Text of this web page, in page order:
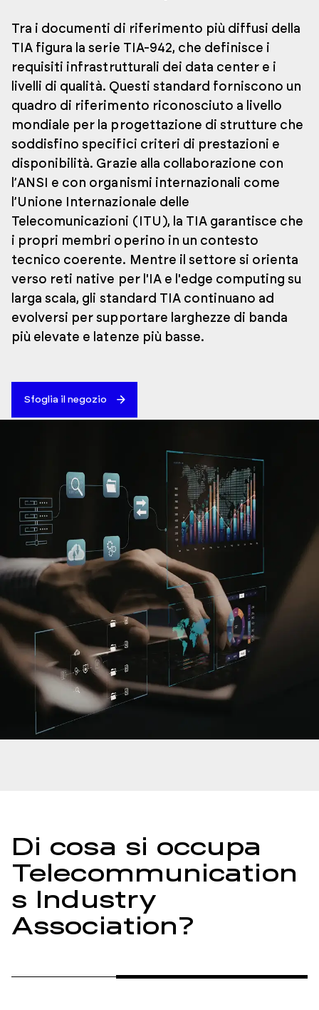
Tra i documenti di riferimento più diffusi della
TIA figura la serie TIA-942, che definisce i
requisiti infrastrutturali dei data center e i
livelli di qualità. Questi standard forniscono un
quadro di riferimento riconosciuto a livello
mondiale per la progettazione di strutture che
soddisfino specifici criteri di prestazioni e
disponibilità. Grazie alla collaborazione con
l’ANSI e con organismi internazionali come
l’Unione Internazionale delle
Telecomunicazioni (ITU), la TIA garantisce che
i propri membri operino in un contesto
tecnico coerente. Mentre il settore si orienta
verso reti native per l'IA e l'edge computing su
larga scala, gli standard TIA continuano ad
evolversi per supportare larghezze di banda
più elevate e latenze più basse.
Sfoglia il negozio
Di cosa si occupa
Telecommunication
s Industry
Association?